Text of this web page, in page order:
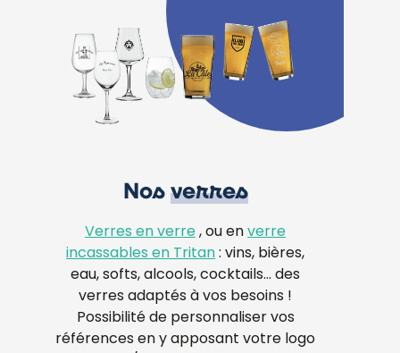
Nos verres
Verres en verre , ou en verre
incassables en Tritan : vins, bières,
eau, softs, alcools, cocktails… des
verres adaptés à vos besoins !
Possibilité de personnaliser vos
références en y apposant votre logo